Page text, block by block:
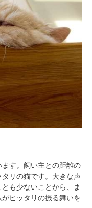
す。飼い主との距離の
リの猫です。大きな声
も少ないことから、ま
ピッタリの振る舞いを
閉じる
済みの方